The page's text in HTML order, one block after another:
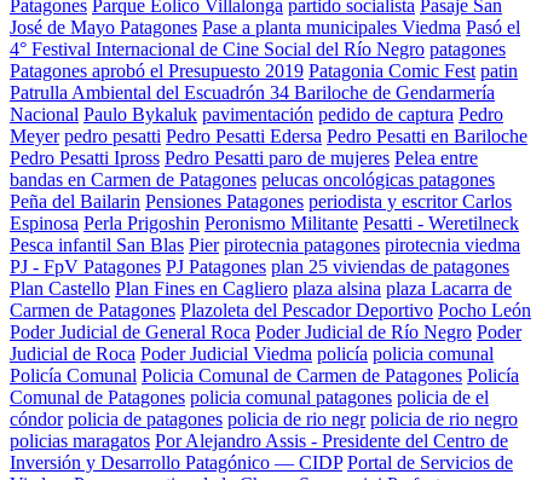
Patagones Parque Eolico Villalonga partido socialista Pasaje San
José de Mayo Patagones Pase a planta municipales Viedma Pasó el
4° Festival Internacional de Cine Social del Río Negro patagones
Patagones aprobó el Presupuesto 2019 Patagonia Comic Fest patin
Patrulla Ambiental del Escuadrón 34 Bariloche de Gendarmería
Nacional Paulo Bykaluk pavimentación pedido de captura Pedro
Meyer pedro pesatti Pedro Pesatti Edersa Pedro Pesatti en Bariloche
Pedro Pesatti Ipross Pedro Pesatti paro de mujeres Pelea entre
bandas en Carmen de Patagones pelucas oncológicas patagones
Peña del Bailarin Pensiones Patagones periodista y escritor Carlos
Espinosa Perla Prigoshin Peronismo Militante Pesatti - Weretilneck
Pesca infantil San Blas Pier pirotecnia patagones pirotecnia viedma
PJ - FpV Patagones PJ Patagones plan 25 viviendas de patagones
Plan Castello Plan Fines en Cagliero plaza alsina plaza Lacarra de
Carmen de Patagones Plazoleta del Pescador Deportivo Pocho León
Poder Judicial de General Roca Poder Judicial de Río Negro Poder
Judicial de Roca Poder Judicial Viedma policía policia comunal
Policía Comunal Policia Comunal de Carmen de Patagones Policía
Comunal de Patagones policia comunal patagones policia de el
cóndor policia de patagones policia de rio negr policia de rio negro
policias maragatos Por Alejandro Assis - Presidente del Centro de
Inversión y Desarrollo Patagónico — CIDP Portal de Servicios de